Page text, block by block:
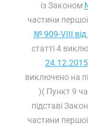
із Законом
частини
№ 909-VIII
статті 4
24.12.2015
виключено на
)( Пункт 9
підставі
частини